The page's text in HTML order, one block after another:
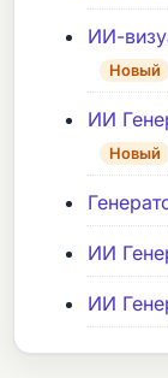
ИИ-
Новый
ИИ
Новый
ИИ
ИИ